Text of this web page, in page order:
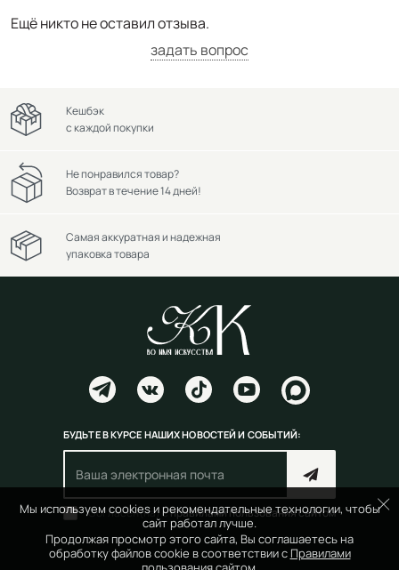
Ещё никто не оставил отзыва.
задать вопрос
Мы используем cookies и рекомендательные технологии, чтобы
сайт работал лучше.
Продолжая просмотр этого сайта, Вы соглашаетесь на
обработку файлов cookie в соответствии с Правилами
Кешбэк
с каждой покупки
Не понравился товар?
Возврат в течение 14 дней!
Самая аккуратная и надежная
упаковка товара
БУДЬТЕ В КУРСЕ НАШИХ НОВОСТЕЙ И СОБЫТИЙ:
Согласен(на) справилами пользования сайтом